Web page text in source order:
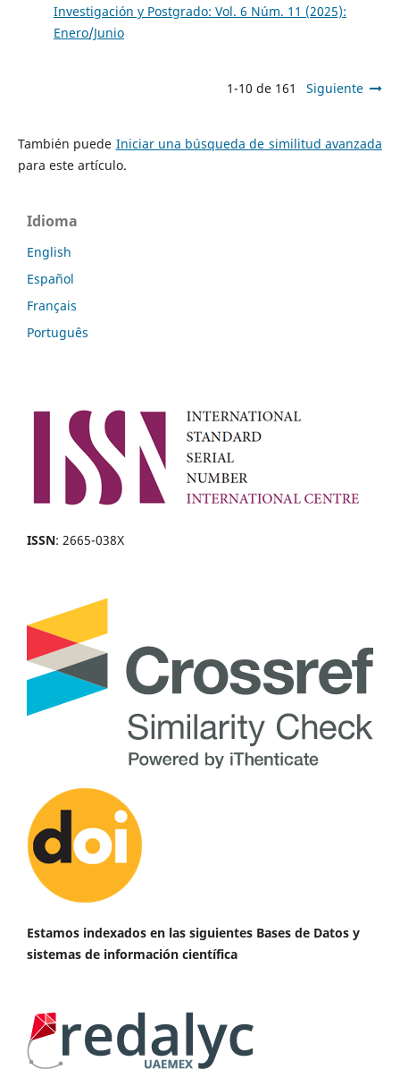
Investigación y Postgrado: Vol. 6 Núm. 11 (2025):
Enero/Junio
1-10 de 161 Siguiente
También puede Iniciar una búsqueda de similitud avanzada
para este artículo.
Idioma
English
Español
Français
Português
ISSN: 2665-038X
Estamos indexados en las siguientes Bases de Datos y
sistemas de información científica